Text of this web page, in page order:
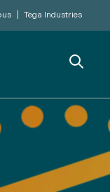
Tega Industries
Search